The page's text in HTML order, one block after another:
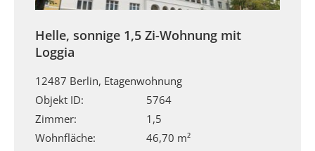
Helle, sonnige 1,5 Zi-Wohnung mit
Loggia
12487 Berlin, Etagenwohnung
Objekt ID:
5764
Zimmer:
1,5
Wohnfläche:
46,70 m²